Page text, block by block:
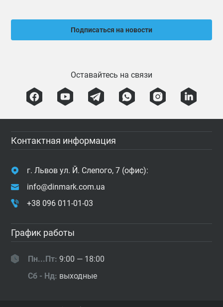
Подписаться на новости
Оставайтесь на связи
Контактная информация
г. Львов ул. Й. Слепого, 7 (офис):
info@dinmark.com.ua
+38 096 011-01-03
График работы
Пн...Пт: 9:00 — 18:00
Сб - Нд: выходные